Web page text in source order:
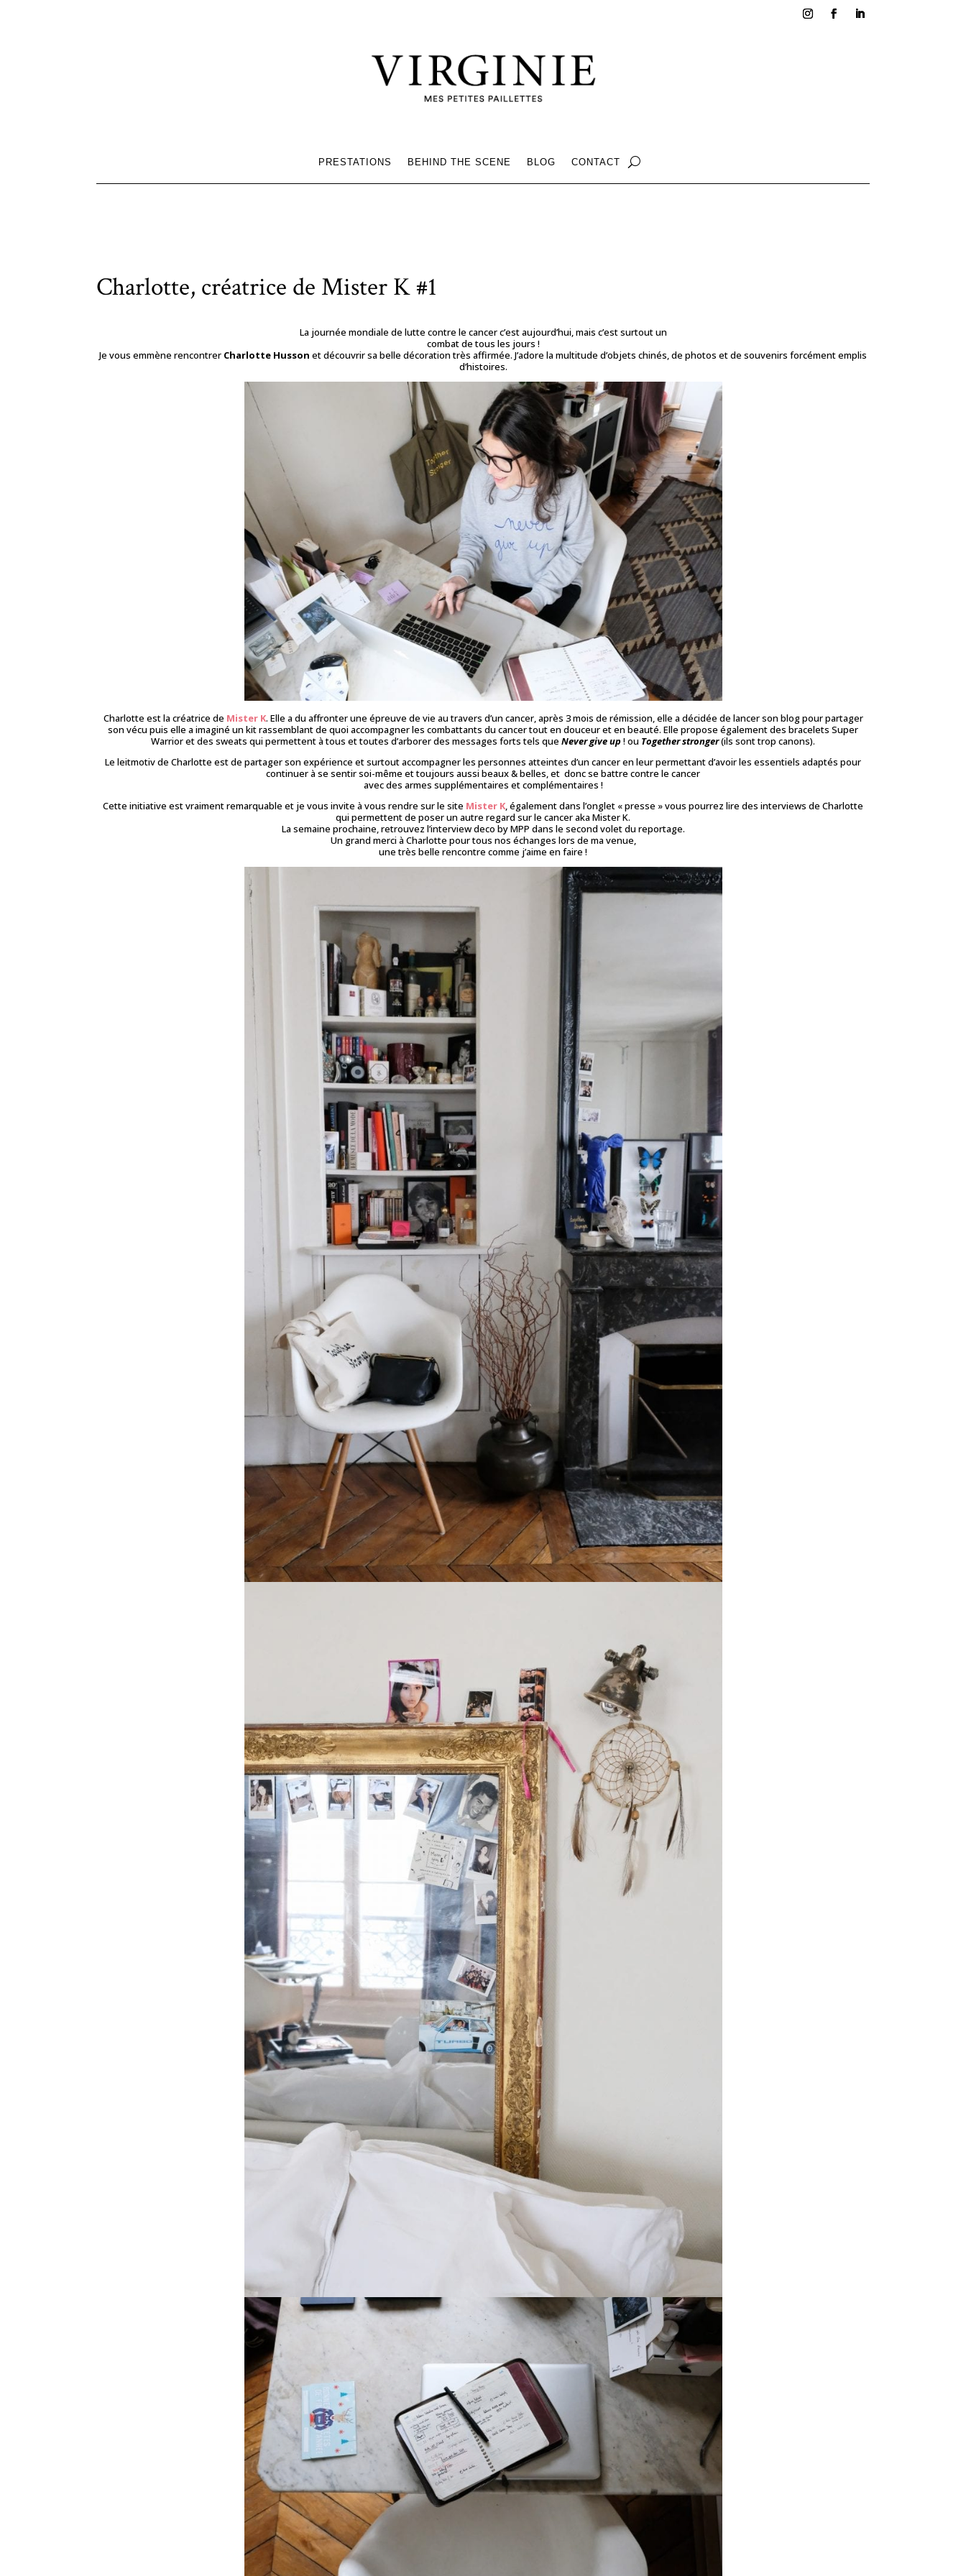
PRESTATIONS BEHIND THE SCENE BLOG CONTACT
Charlotte, créatrice de Mister K #1
La journée mondiale de lutte contre le cancer c’est aujourd’hui, mais c’est surtout un
combat de tous les jours !
Je vous emmène rencontrer Charlotte Husson et découvrir sa belle décoration très affirmée. J’adore la multitude d’objets chinés, de photos et de souvenirs forcément emplis
d’histoires.
Charlotte est la créatrice de Mister K. Elle a du affronter une épreuve de vie au travers d’un cancer, après 3 mois de rémission, elle a décidée de lancer son blog pour partager
son vécu puis elle a imaginé un kit rassemblant de quoi accompagner les combattants du cancer tout en douceur et en beauté. Elle propose également des bracelets Super
Warrior et des sweats qui permettent à tous et toutes d’arborer des messages forts tels que Never give up! ou Together stronger(ils sont trop canons).
Le leitmotiv de Charlotte est de partager son expérience et surtout accompagner les personnes atteintes d’un cancer en leur permettant d’avoir les essentiels adaptés pour
continuer à se sentir soi-même et toujours aussi beaux & belles, et donc se battre contre le cancer
avec des armes supplémentaires et complémentaires !
Cette initiative est vraiment remarquable et je vous invite à vous rendre sur le site Mister K , également dans l’onglet « presse » vous pourrez lire des interviews de Charlotte
qui permettent de poser un autre regard sur le cancer aka Mister K.
La semaine prochaine, retrouvez l’interview deco by MPP dans le second volet du reportage.
Un grand merci à Charlotte pour tous nos échanges lors de ma venue,
une très belle rencontre comme j’aime en faire !